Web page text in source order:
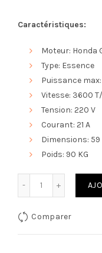
Caractéristiques:
Moteur: Honda
Type: Essence
Puissance max:
Vitesse: 3600
Tension: 220 V
Courant: 21 A
Dimensions:
Poids: 90 KG
Comparer